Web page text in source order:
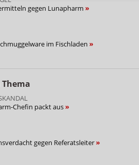
gegen Lunapharm
im Fischladen
Chefin packt aus
gegen Referatsleiter